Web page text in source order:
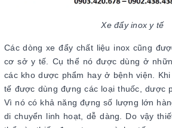
Xe đẩy inox y tế
Các dòng xe đẩy chất liệu inox cũng
cơ sở y tế. Cụ thể nó được dùng ở
các kho dược phẩm hay ở bệnh viện.
tế được dùng đựng các loại thuốc, dược
Vì nó có khả năng đựng số lượng lớn
di chuyển linh hoạt, dễ dàng. Do vậy